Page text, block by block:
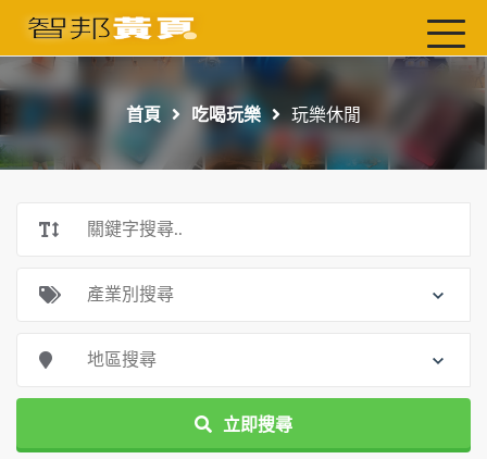
首頁
最新店家
吃喝玩樂
玩樂導航主題行程
聯絡我們
首頁 吃喝玩樂 玩樂休閒
立即搜尋